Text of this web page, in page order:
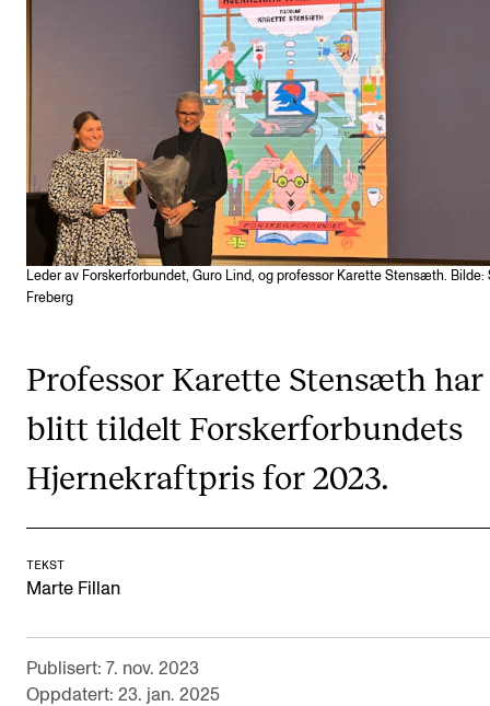
VERKTØY OG HJELP
IT og digitale tjenester
Canvas
Innkjøp og økonomi
Kommunikasjon
Rom og bygg
Alle hjelpesider
UNDERVISNING OG STUDENTSTØTTE
Timeplaner og undervisning
Utvikling av studieplaner og kurs
Studentenes psykososiale læringsmiljø
Søknad og opptak
FORSKNING OG UTVIKLINGSARBEID
Leder av Forskerforbundet, Guro Lind, og professor Karette Stensæth. Bilde:
Freberg
Professor Karette Stensæth har
blitt tildelt Forskerforbundets
Hjernekraftpris for 2023.
TEKST
Marte Fillan
Publisert: 7. nov. 2023
Oppdatert: 23. jan. 2025